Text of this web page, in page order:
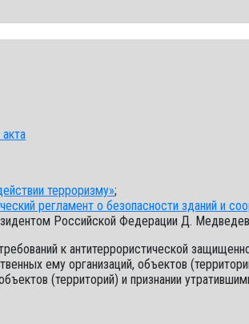
терроризму»;
регламент о безопасности зданий и
Российской Федерации Д.
к антитеррористической
ему организаций, объектов
(территорий) и признании